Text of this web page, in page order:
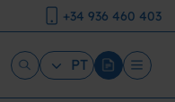
+34 936 460 403
PT